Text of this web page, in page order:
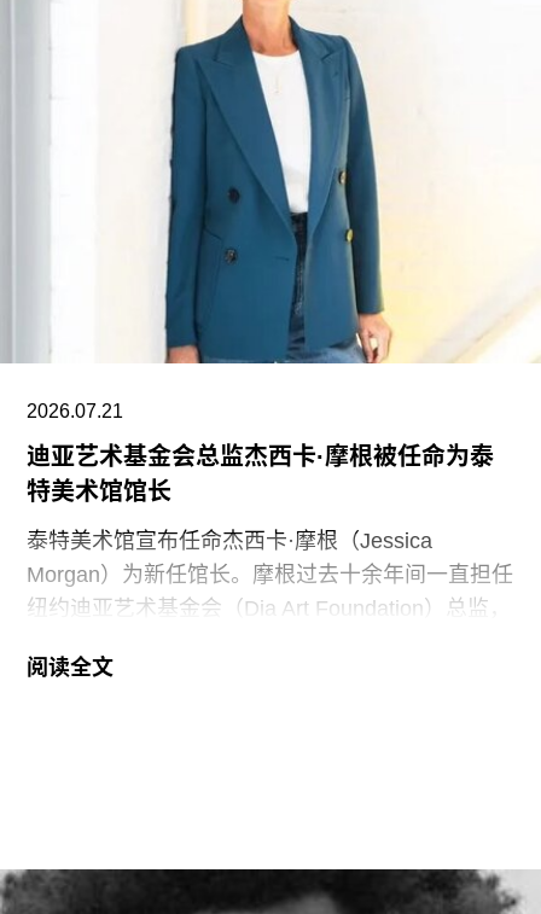
单笔捐款，金额超过了此前向其母校俄勒冈州立大
学捐赠的5000万美元。加上去年2月向范德堡大学
捐赠的2250万美元，黄仁勋夫妇对该校的捐赠总额
已达到9750万美元。同时，他们还带动了其他慈善
捐赠者向范德堡大学旧金山校区扩建项目捐赠共计
黄仁勋在一份声明中表示，此次捐赠旨在培养新一
代创作者，进一步巩固旧金山作为创新与创意之都
的文化基础。“技术拓展了我们能够创造什么，而艺
术与设计决定了我们为何创造。二者共同塑造了文
成为全球市值最高的企业之一，也是全球人工智能
浪潮中的核心企业。此次向范德堡大学新校区捐赠
的同时，
2026.07.21
迪亚艺术基金会总监杰西卡·摩根被任命为泰
特美术馆馆长
泰特美术馆宣布任命杰西卡·摩根（Jessica
Morgan）为新任馆长。摩根过去十余年间一直担任
纽约迪亚艺术基金会（Dia Art Foundation）总监，
位，后者在担任馆长九年后于今年春季离任。摩根
多个职务，包括国际艺术策展人，因此一直被视为
这一职位的热门人选。不过薪酬问题曾是任命过程
阅读全文